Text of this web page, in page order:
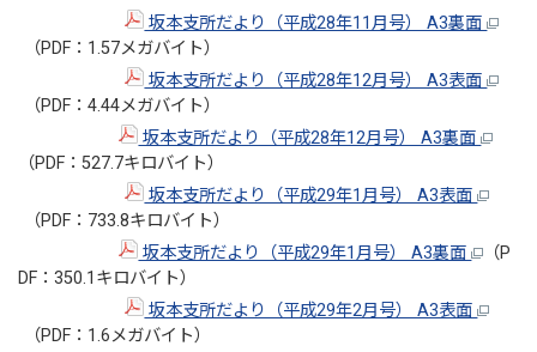
坂本支所だより（平成28年11月号） A3裏面
（PDF：1.57メガバイト）
坂本支所だより（平成28年12月号） A3表面
（PDF：4.44メガバイト）
坂本支所だより（平成28年12月号） A3裏面
（PDF：527.7キロバイト）
坂本支所だより（平成29年1月号） A3表面
（PDF：733.8キロバイト）
坂本支所だより（平成29年1月号） A3裏面
（P
DF：350.1キロバイト）
坂本支所だより（平成29年2月号） A3表面
（PDF：1.6メガバイト）